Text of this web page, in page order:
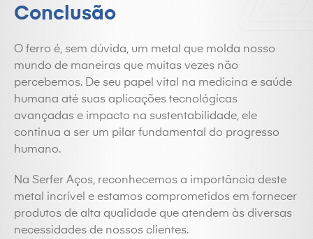
Conclusão
O ferro é, sem dúvida, um metal que molda nosso
mundo de maneiras que muitas vezes não
percebemos. De seu papel vital na medicina e saúde
humana até suas aplicações tecnológicas
avançadas e impacto na sustentabilidade, ele
continua a ser um pilar fundamental do progresso
humano.
Na Serfer Aços, reconhecemos a importância deste
metal incrível e estamos comprometidos em fornecer
produtos de alta qualidade que atendem às diversas
necessidades de nossos clientes.